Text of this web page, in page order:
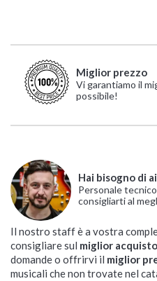
Miglior prezzo
Vi garantiamo il
possibile!
Hai bisogno di
Personale
consigliarti al
Il nostro staff è a vostra
consigliare sul miglior acquisto
domande o offrirvi il miglior
musicali che non trovate nel